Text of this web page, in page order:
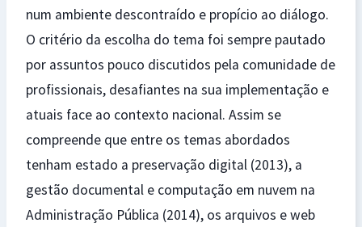
num ambiente descontraído e propício ao diálogo.
O critério da escolha do tema foi sempre pautado
por assuntos pouco discutidos pela comunidade de
profissionais, desafiantes na sua implementação e
atuais face ao contexto nacional. Assim se
compreende que entre os temas abordados
tenham estado a preservação digital (2013), a
gestão documental e computação em nuvem na
Administração Pública (2014), os arquivos e web